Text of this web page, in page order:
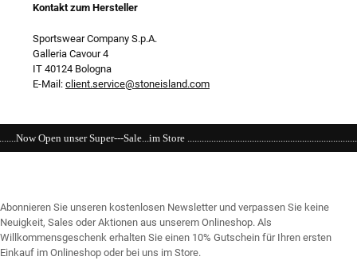
Kontakt zum Hersteller
Sportswear Company S.p.A.
Galleria Cavour 4
IT 40124 Bologna
E-Mail: client.service@stoneisland.com
Sale...im Store
Abonnieren Sie unseren kostenlosen Newsletter und verpassen Sie keine
Neuigkeit, Sales oder Aktionen aus unserem Onlineshop. Als
Willkommensgeschenk erhalten Sie einen 10% Gutschein für Ihren ersten
Einkauf im Onlineshop oder bei uns im Store.